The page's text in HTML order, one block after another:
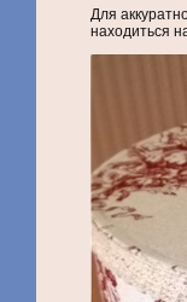
Для
находиться